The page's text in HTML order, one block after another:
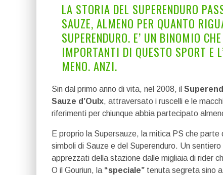
LA STORIA DEL SUPERENDURO
SAUZE, ALMENO PER QUANTO
SUPERENDURO. E’ UN BINOMIO
IMPORTANTI DI QUESTO SPORT E
MENO. ANZI.
Sin dal primo anno di vita, nel 2008, il
Sauze d’Oulx, attraversato i ruscelli e le
riferimenti per chiunque abbia partecipato
E proprio la Supersauze, la mitica PS che
simboli di Sauze e del Superenduro. Un
apprezzati della stazione dalle migliaia di rider
O il Gouriun, la “speciale” tenuta segreta sino